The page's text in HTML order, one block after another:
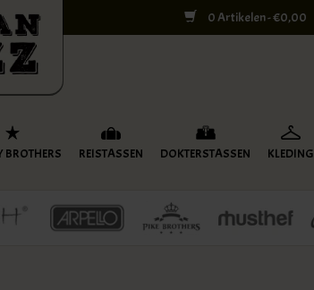
0 Artikelen - €0,00
BROTHERS REISTASSEN DOKTERSTASSEN KLEDING